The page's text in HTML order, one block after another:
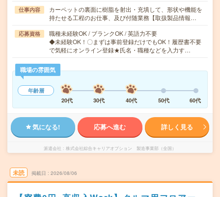
仕事内容
カーペットの裏面に樹脂を射出・充填して、形状や機能を
持たせる工程のお仕事、及び付随業務【取扱製品情報…
応募資格
職種未経験OK / ブランクOK / 英語力不要
◆未経験OK！〇まずは事前登録だけでもOK！履歴書不要
で気軽にオンライン登録★氏名・職種などを入力す…
職場の雰囲気
年齢層
20代
30代 40代 50代 60代
気になる! 応募へ進む 詳しく見る
派遣会社 株式会社綜合キャリアオプション 製造事業部（全国）
未読 掲載日 2026/08/06